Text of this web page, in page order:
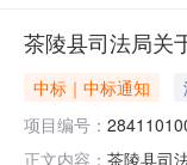
茶陵县司法局关
中标｜中标通知
项目编号：
正文内容： 茶陵县司